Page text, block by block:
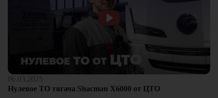
06.03.2025
Нулевое ТО тягача Shacman Х6000 от ЦТО